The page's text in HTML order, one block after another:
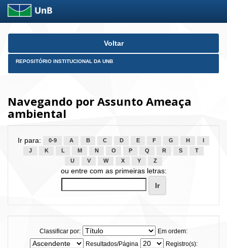
Skip
Voltar
REPOSITÓRIO INSTITUCIONAL DA UNB
Navegando por Assunto Ameaça
ambiental
Ir para: 0-9 A B C D E F G H
J
K L M N O P Q R S
T
U
V W X Y Z
ou entre com as primeiras letras:
Classificar por:
Em ordem:
Resultados/Página
Registro(s):